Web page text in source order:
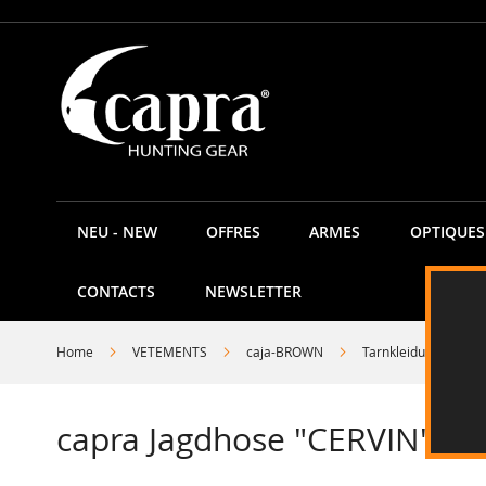
Allez
contenu
NEU - NEW OFFRES ARMES OPTIQUES
CONTACTS NEWSLETTER
Home VETEMENTS caja-BROWN Tarnkleidung
capra Jagdhose "CERVIN" -